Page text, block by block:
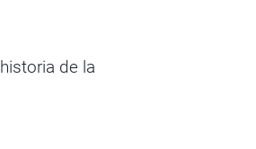
de la